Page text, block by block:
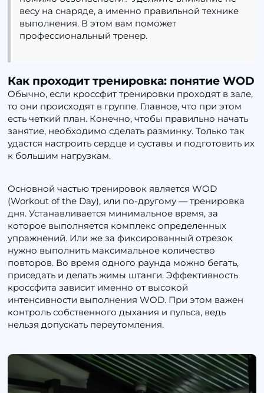
весу на снаряде, а именно правильной технике
выполнения. В этом вам поможет
профессиональный тренер.
Как проходит тренировка: понятие WOD
Обычно, если кроссфит тренировки проходят в зале,
то они происходят в группе. Главное, что при этом
есть четкий план. Конечно, чтобы правильно начать
занятие, необходимо сделать разминку. Только так
удастся настроить сердце и суставы и подготовить их
к большим нагрузкам.
Основной частью тренировок является WOD
(Workout of the Day), или по-другому — тренировка
дня. Устанавливается минимальное время, за
которое выполняется комплекс определенных
упражнений. Или же за фиксированный отрезок
нужно выполнить максимальное количество
повторов. Во время одного раунда можно бегать,
приседать и делать жимы штанги. Эффективность
кроссфита зависит именно от высокой
интенсивности выполнения WOD. При этом важен
контроль собственного дыхания и пульса, ведь
нельзя допускать переутомления.